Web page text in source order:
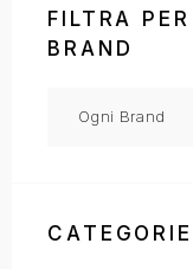
FILTRA PER
BRAND
CATEGORIE